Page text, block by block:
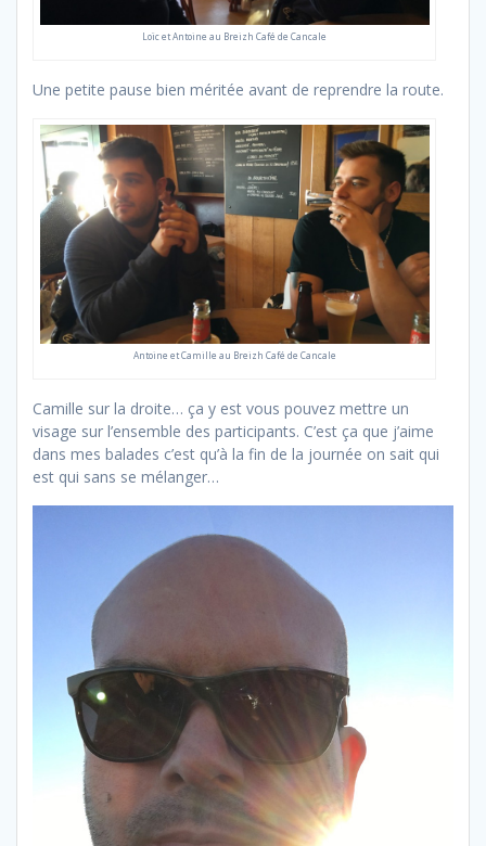
Loïc et Antoine au Breizh Café de Cancale
Une petite pause bien méritée avant de reprendre la route.
Antoine et Camille au Breizh Café de Cancale
Camille sur la droite… ça y est vous pouvez mettre un
visage sur l’ensemble des participants. C’est ça que j’aime
dans mes balades c’est qu’à la fin de la journée on sait qui
est qui sans se mélanger…